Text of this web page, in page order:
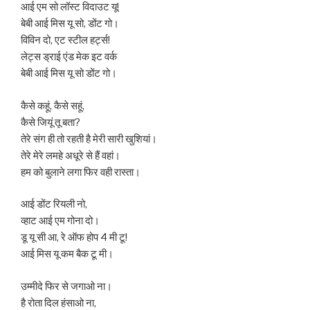
आई एम सो लॉस्ट विदाउट यू!
बेबी आई मिस यू सो, डोंट गो।
विविन दो, एट स्टील हर्ट्स!
लेट्स ड्राई एंड मेक इट वर्क
बेबी आई मिस यू सो डोंट गो।
कैसे कहूं, कैसे सहूं,
कैसे जियूं तू बता?
तेरे संग ही तो रहती है मेरी सारी खुशियां।
तेरे मेरे लमहे अधूरे से हैं वहां।
हम को बुलाने लगा फिर वही रास्ता।
आई डोंट रियली नो,
व्हाट आई एम गोना दो।
डू यू सी आ, रे ऑफ होप 4 मी टू!
आई मिस यू कम बैक टू मी।
उम्मीदे फिर से जगाओ ना।
है रोता दिल हंसाओ ना,